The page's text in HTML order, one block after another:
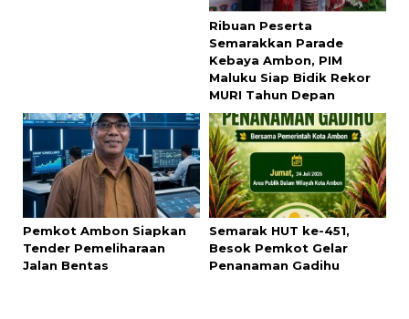
Ribuan Peserta
Semarakkan Parade
Kebaya Ambon, PIM
Maluku Siap Bidik Rekor
MURI Tahun Depan
Pemkot Ambon Siapkan
Tender Pemeliharaan
Jalan Bentas
Semarak HUT ke-451,
Besok Pemkot Gelar
Penanaman Gadihu